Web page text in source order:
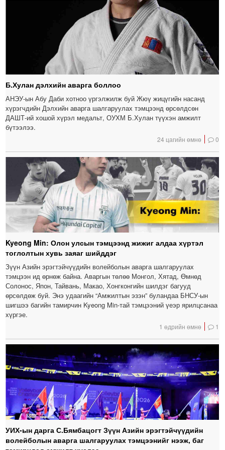
Б.Хулан дэлхийн аварга боллоо
АНЭУ-ын Абу Даби хотноо үргэлжилж буй Жюү жицүгийн насанд
хүрэгчдийн Дэлхийн аварга шалгаруулах тэмцээнд өрсөлдсөн
ДАШТ-ий хошой хүрэл медальт, ОУХМ Б.Хулан түүхэн амжилт
бүтээлээ.
24 цагийн өмнө 0
Kyeong Min: Олон улсын тэмцээнд жижиг алдаа хүртэл
тоглолтын хувь заяаг шийддэг
Зүүн Азийн эрэгтэйчүүдийн волейболын аварга шалгаруулах
тэмцээн ид өрнөж байна. Аваргын төлөө Монгол, Хятад, Өмнөд
Солонос, Япон, Тайвань, Макао, Хонгконгийн шилдэг багууд
өрсөлдөж буй. Энэ удаагийн “Амжилтын эзэн” буландаа БНСУ-ын
шигшээ багийн тамирчин Kyeong Min-тай тэмцээний үеэр ярилцсанаа
хүргэе.
1 өдрийн өмнө 1
УИХ-ын дарга С.Бямбацогт Зүүн Азийн эрэгтэйчүүдийн
волейболын аварга шалгаруулах тэмцээнийг нээж, баг